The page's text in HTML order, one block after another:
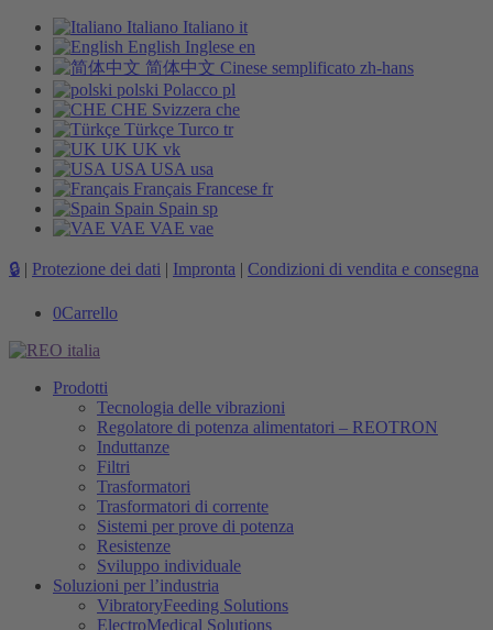
Italiano Italiano it
English Inglese en
简体中文 Cinese semplificato zh-hans
polski Polacco pl
CHE Svizzera che
Türkçe Turco tr
UK UK vk
USA USA usa
Français Francese fr
Spain Spain sp
VAE VAE vae
🔒 | Protezione dei dati | Impronta | Condizioni di vendita e consegna
0Carrello
Prodotti
Tecnologia delle vibrazioni
Regolatore di potenza alimentatori – REOTRON
Induttanze
Filtri
Trasformatori
Trasformatori di corrente
Sistemi per prove di potenza
Resistenze
Sviluppo individuale
Soluzioni per l’industria
VibratoryFeeding Solutions
ElectroMedical Solutions